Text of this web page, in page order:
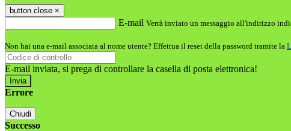
button close ×
E-mail Verrà inviato un messaggio all'indirizzo
Non hai una e-mail associata al nome utente? Effettua il reset della password tramite la
E-mail inviata, si prega di controllare la casella di posta elettronica!
Errore
Chiudi
Successo